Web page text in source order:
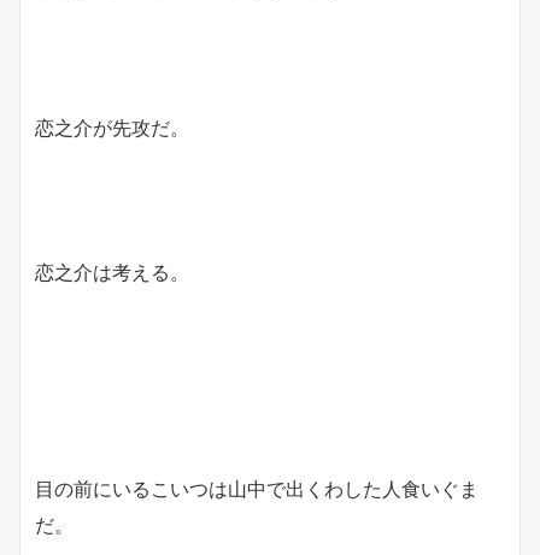
恋之介が先攻だ。
恋之介は考える。
目の前にいるこいつは山中で出くわした人食いぐま
だ。